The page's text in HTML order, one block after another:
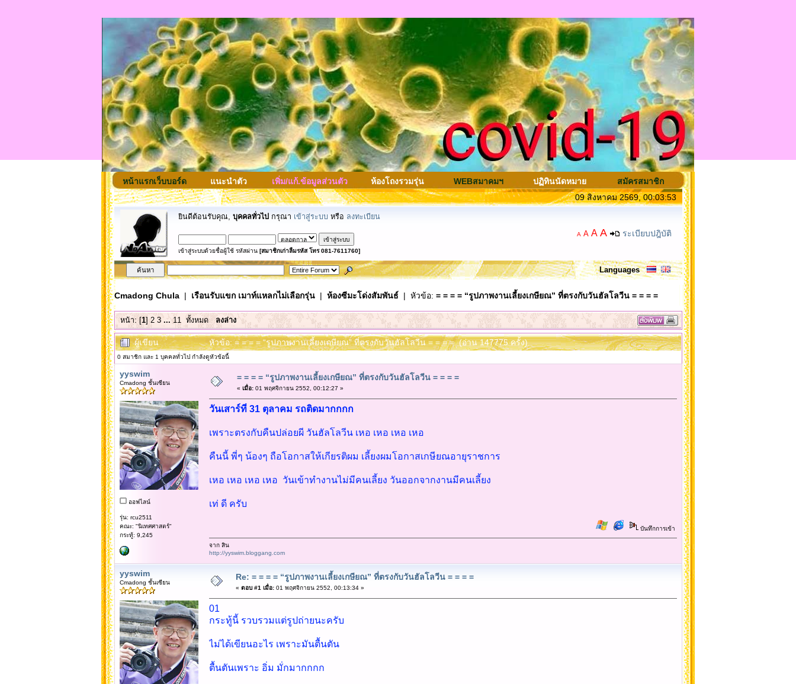
หน้าแรกเว็บบอร์ด แนะนำตัว เพิ่ม/แก้.ข้อมูลส่วนตัว ห้องโถงรวมรุ่น WEBสมาคมฯ ปฏิทินนัดหมาย
สมัครสมาชิก
09 สิงหาคม 2569, 00:03:53
ยินดีต้อนรับคุณ, บุคคลทั่วไป กรุณา เข้าสู่ระบบ หรือ ลงทะเบียน
เข้าสู่ระบบด้วยชื่อผู้ใช้ รหัสผ่าน [สมาชิกเก่าลืมรหัส โทร 081-7611760]
A A A A ระเบียบปฎิบัติ
Languages
Cmadong Chula| เรือนรับแขก เมาท์แหลกไม่เลือกรุ่น| ห้องซีมะโด่งสัมพันธ์ | หัวข้อ: = = = = “รูปภาพงานเลี้ยงเกษียณ” ที่ตรงกับวันฮัลโลวีน = = = =
หน้า: [1]2 3 ...11 ทั้งหมด ลงล่าง
ผู้เขียน หัวข้อ: = = = = “รูปภาพงานเลี้ยงเกษียณ” ที่ตรงกับวันฮัลโลวีน = = = = (อ่าน 147775 ครั้ง)
0 สมาชิก และ 1 บุคคลทั่วไป กำลังดูหัวข้อนี้
yyswim
Cmadong ชั้นเซียน
ออฟไลน์
รุ่น: rcu2511
คณะ: "นิเทศศาสตร์"
กระทู้: 9,245
= = = = “รูปภาพงานเลี้ยงเกษียณ” ที่ตรงกับวันฮัลโลวีน = = = =
« เมื่อ:01 พฤศจิกายน 2552, 00:12:27 »
วันเสาร์ที่ 31 ตุลาคม รถติดมากกกก
เพราะตรงกับคืนปล่อยผี วันฮัลโลวีน เหอ เหอ เหอ เหอ
คืนนี้ พี่ๆ น้องๆ ถือโอกาสให้เกียรติผม เลี้ยงผมโอกาสเกษียณอายุราชการ
เหอ เหอ เหอ เหอ วันเข้าทำงานไม่มีคนเลี้ยง วันออกจากงานมีคนเลี้ยง
เท่ ดี ครับ
บันทึกการเข้า
จาก สิน
http://yyswim.bloggang.com
yyswim
Cmadong ชั้นเซียน
Re: = = = = “รูปภาพงานเลี้ยงเกษียณ” ที่ตรงกับวันฮัลโลวีน = = = =
« ตอบ #1 เมื่อ:01 พฤศจิกายน 2552, 00:13:34 »
01
กระทู้นี้ รวบรวมแต่รูปถ่ายนะครับ
ไม่ได้เขียนอะไร เพราะมันตื้นตัน
ตื้นตันเพราะ อิ่ม มั่กมากกกก